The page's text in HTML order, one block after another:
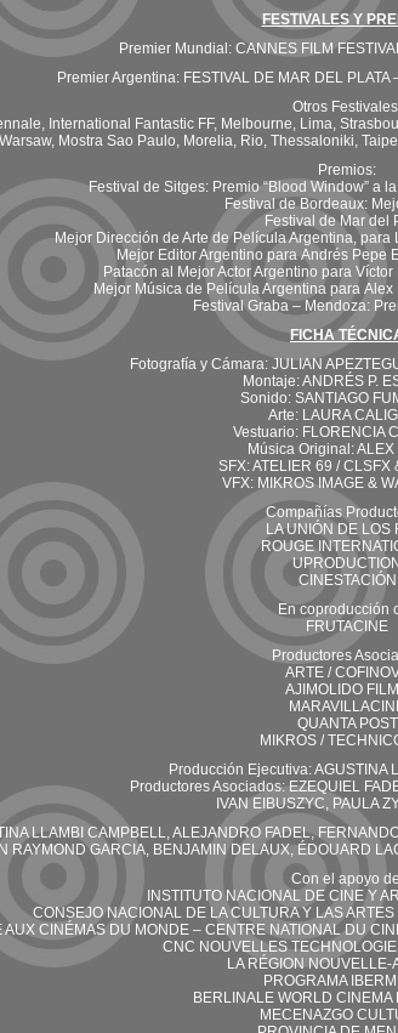
FESTIVALES Y
Premier Mundial: CANNES FILM
Premier Argentina: FESTIVAL DE MAR DEL
Otros
International Fantastic FF, Melbourne, Lima,
Mostra Sao Paulo, Morelia, Rio, Thessaloniki,
Premios:
Festival de Sitges: Premio “Blood Window” a
Festival de Bordeaux:
Festival de Mar del
Mejor Dirección de Arte de Película Argentina,
Mejor Editor Argentino para Andrés Pepe
Patacón al Mejor Actor Argentino para
Mejor Música de Película Argentina para
Festival Graba – Mendoza:
FICHA
Fotografía y Cámara: JULIAN
Montaje: ANDRÉS P.
Sonido: SANTIAGO
Arte: LAURA
Vestuario: FLORENCIA
Música Original: ALEX
SFX: ATELIER 69 / CLSFX
VFX: MIKROS IMAGE &
Compañías
LA UNIÓN DE LOS
ROUGE
UPRODUCTION
CINESTACIÓN
En coproducción
FRUTACINE
Productores
ARTE /
AJIMOLIDO
QUANTA POST
MIKROS /
Producción Ejecutiva: AGUSTINA
Productores Asociados: EZEQUIEL
IVAN EIBUSZYC, PAULA
LLAMBI CAMPBELL, ALEJANDRO FADEL,
RAYMOND GARCIA, BENJAMIN DELAUX, ÉDOUARD
Con el apoyo
INSTITUTO NACIONAL DE CINE Y
CONSEJO NACIONAL DE LA CULTURA Y LAS
AUX CINÉMAS DU MONDE – CENTRE NATIONAL DU
CNC NOUVELLES
LA RÉGION NOUVELLE-
PROGRAMA
BERLINALE WORLD CINEMA
MECENAZGO